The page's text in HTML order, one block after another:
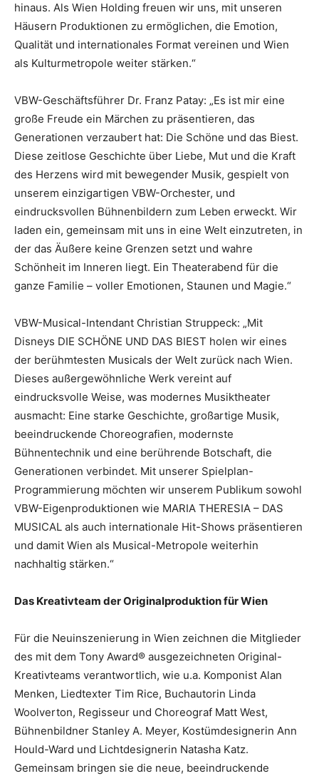
hinaus. Als Wien Holding freuen wir uns, mit unseren
Häusern Produktionen zu ermöglichen, die Emotion,
Qualität und internationales Format vereinen und Wien
als Kulturmetropole weiter stärken.“
VBW-Geschäftsführer Dr. Franz Patay: „Es ist mir eine
große Freude ein Märchen zu präsentieren, das
Generationen verzaubert hat: Die Schöne und das Biest.
Diese zeitlose Geschichte über Liebe, Mut und die Kraft
des Herzens wird mit bewegender Musik, gespielt von
unserem einzigartigen VBW-Orchester, und
eindrucksvollen Bühnenbildern zum Leben erweckt. Wir
laden ein, gemeinsam mit uns in eine Welt einzutreten, in
der das Äußere keine Grenzen setzt und wahre
Schönheit im Inneren liegt. Ein Theaterabend für die
ganze Familie – voller Emotionen, Staunen und Magie.“
VBW-Musical-Intendant Christian Struppeck: „Mit
Disneys DIE SCHÖNE UND DAS BIEST holen wir eines
der berühmtesten Musicals der Welt zurück nach Wien.
Dieses außergewöhnliche Werk vereint auf
eindrucksvolle Weise, was modernes Musiktheater
ausmacht: Eine starke Geschichte, großartige Musik,
beeindruckende Choreografien, modernste
Bühnentechnik und eine berührende Botschaft, die
Generationen verbindet. Mit unserer Spielplan-
Programmierung möchten wir unserem Publikum sowohl
VBW-Eigenproduktionen wie MARIA THERESIA – DAS
MUSICAL als auch internationale Hit-Shows präsentieren
und damit Wien als Musical-Metropole weiterhin
nachhaltig stärken.“
Das Kreativteam der Originalproduktion für Wien
Für die Neuinszenierung in Wien zeichnen die Mitglieder
des mit dem Tony Award® ausgezeichneten Original-
Kreativteams verantwortlich, wie u.a. Komponist Alan
Menken, Liedtexter Tim Rice, Buchautorin Linda
Woolverton, Regisseur und Choreograf Matt West,
Bühnenbildner Stanley A. Meyer, Kostümdesignerin Ann
Hould-Ward und Lichtdesignerin Natasha Katz.
Gemeinsam bringen sie die neue, beeindruckende